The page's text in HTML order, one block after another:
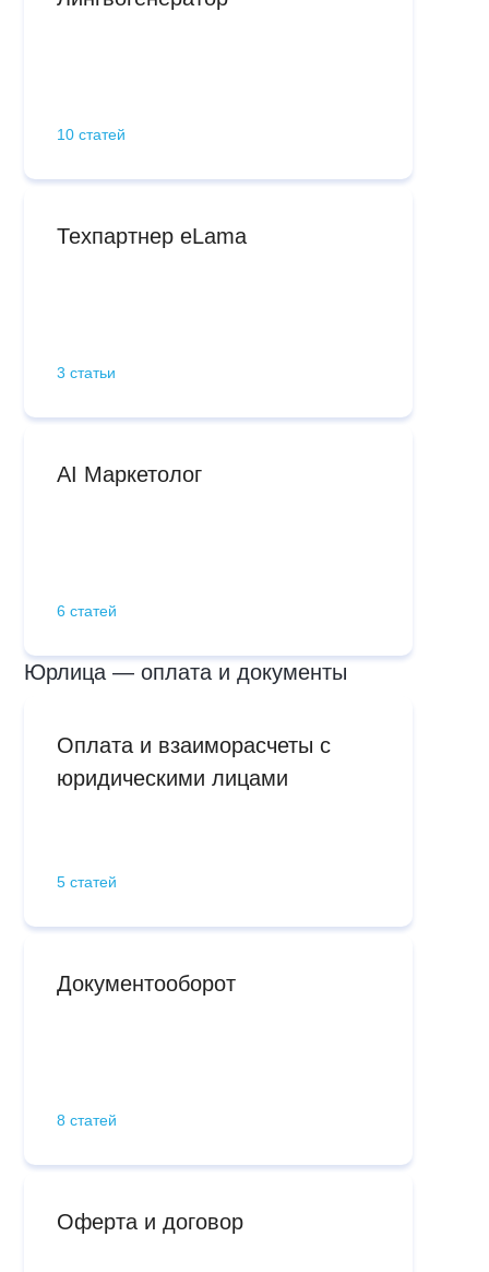
10 статей
Техпартнер eLama
3 статьи
AI Маркетолог
6 статей
Юрлица — оплата и документы
Оплата и взаиморасчеты с
юридическими лицами
5 статей
Документооборот
8 статей
Оферта и договор